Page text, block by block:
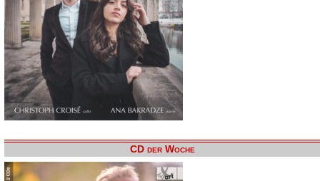
CD der Woche